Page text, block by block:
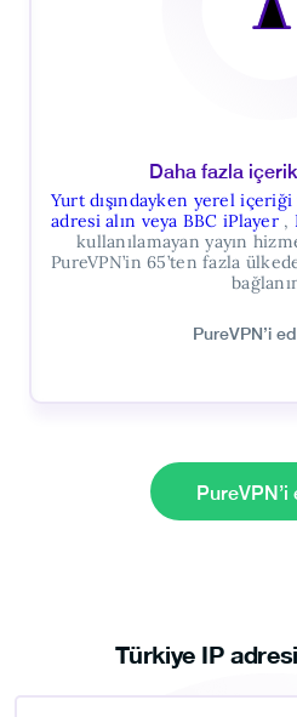
Daha fazla içerik
Yurt dışındayken yerel
adresi alın veya BBC iPlayer,
kullanılamayan yayın
PureVPN’in 65’ten fazla
PureVPN’i
Türkiye IP adresi